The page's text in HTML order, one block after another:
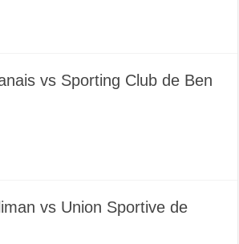
vs Sporting Club de Ben
vs Union Sportive de